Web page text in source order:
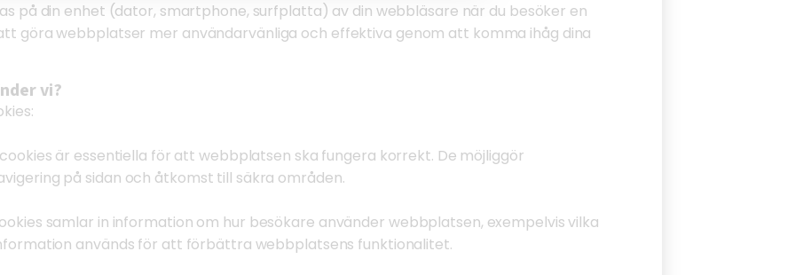
på din enhet (dator, smartphone, surfplatta) av din webbläsare när du besöker en
göra webbplatser mer användarvänliga och effektiva genom att komma ihåg dina
vi?
är essentiella för att webbplatsen ska fungera korrekt. De möjliggör
på sidan och åtkomst till säkra områden.
samlar in information om hur besökare använder webbplatsen, exempelvis vilka
används för att förbättra webbplatsens funktionalitet.